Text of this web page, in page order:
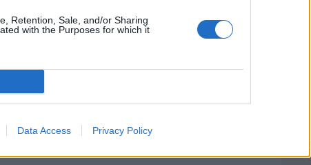
Retention, Sale, and/or Sharing
with the Purposes for which it
Data Access Privacy Policy